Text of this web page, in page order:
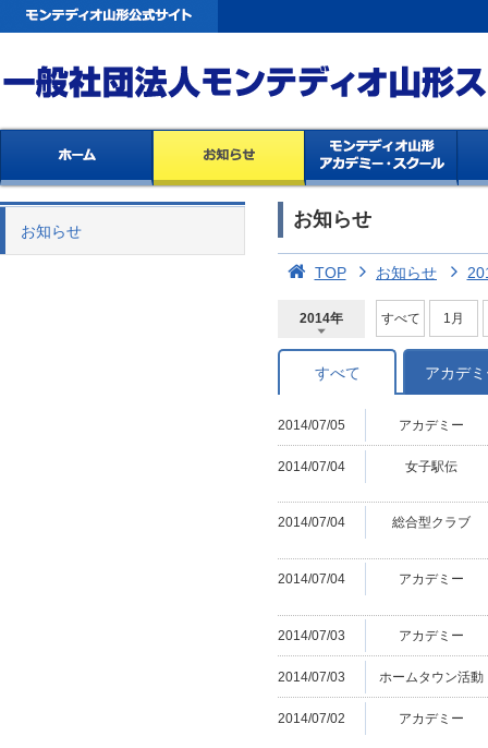
お知らせ
お知らせ
TOP お知らせ
2014年
2026年
2025年
2024年
2023年
2022年
2021年
2020年
2019年
2018年
2017年
2016年
2015年
2014年
すべて 1月
すべて アカデ
2014/07/05 アカデミー
2014/07/04 女子駅伝
2014/07/04 総合型クラブ
2014/07/04 アカデミー
2014/07/03 アカデミー
2014/07/03 ホームタウン活動
2014/07/02 アカデミー